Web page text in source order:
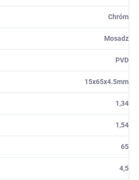
Chróm
Mosadz
PVD
15x65x4.5mm
1,34
1,54
65
4,5